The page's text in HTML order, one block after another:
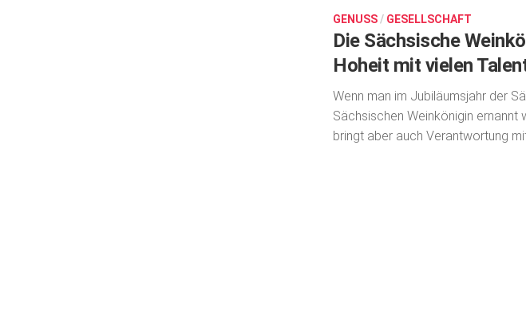
GENUSS / GESELLSCHAFT
Die Sächsische
Hoheit mit vielen
Wenn man im Jubiläumsjahr der
Sächsischen Weinkönigin ernannt
bringt aber auch Verantwortung